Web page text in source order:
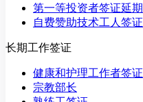
第一等投资者签证延期
自费赞助技术工人签证
长期工作签证
健康和护理工作者签证
宗教部长